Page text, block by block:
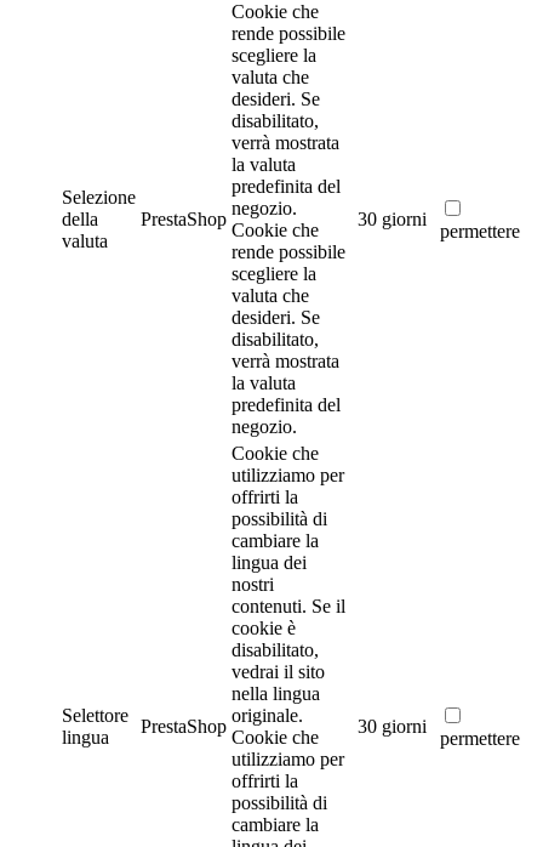
Selezione
della
valuta
PrestaShop
Cookie che
rende possibile
scegliere la
valuta che
desideri. Se
disabilitato,
verrà mostrata
la valuta
predefinita del
negozio.
Cookie che
rende possibile
scegliere la
valuta che
desideri. Se
disabilitato,
verrà mostrata
la valuta
predefinita del
negozio.
30 giorni
permettere
Selettore
lingua
PrestaShop
Cookie che
utilizziamo per
offrirti la
possibilità di
cambiare la
lingua dei
nostri
contenuti. Se il
cookie è
disabilitato,
vedrai il sito
nella lingua
originale.
Cookie che
utilizziamo per
offrirti la
possibilità di
cambiare la
30 giorni
permettere